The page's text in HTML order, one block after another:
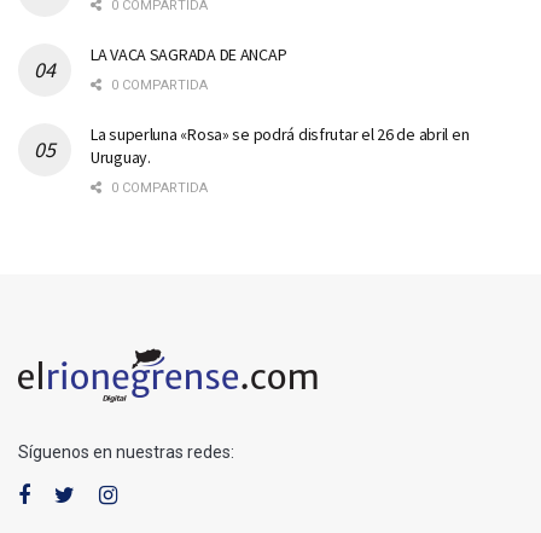
0 COMPARTIDA
LA VACA SAGRADA DE ANCAP
0 COMPARTIDA
La superluna «Rosa» se podrá disfrutar el 26 de abril en
Uruguay.
0 COMPARTIDA
Síguenos en nuestras redes: